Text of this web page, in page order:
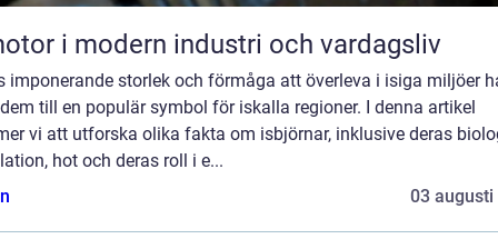
i modern industri och vardagsliv
imponerande storlek och förmåga att överleva i isiga miljöer
till en populär symbol för iskalla regioner. I denna artikel
vi att utforska olika fakta om isbjörnar, inklusive deras
hot och deras roll i e...
03 augusti